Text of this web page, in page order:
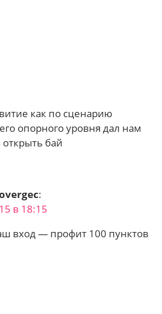
как по сценарию
опорного уровня дал нам
бай
:
в 18:15
вход — профит 100 пунктов